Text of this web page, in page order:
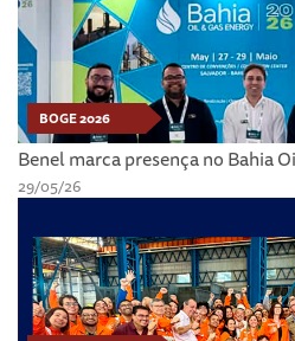
BOGE 2026
Benel marca presença no Bahia
29/05/26